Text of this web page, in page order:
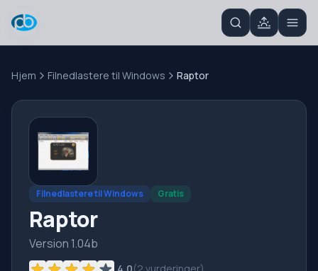
Hjem Filnedlastere til Windows Raptor
Filnedlastere til Windows Gratis
Raptor
Version 1.04b